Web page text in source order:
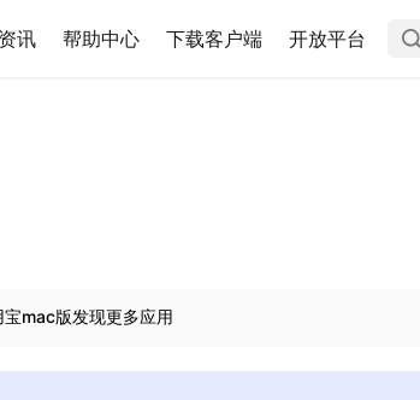
资讯 帮助中心 下载客户端 开放平台
mac版发现更多应用